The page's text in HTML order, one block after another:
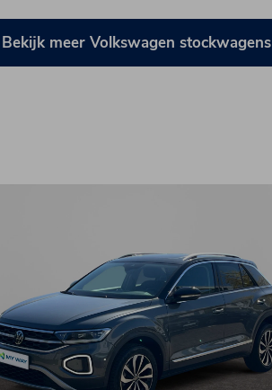
Bekijk meer Volkswagen stockwagens